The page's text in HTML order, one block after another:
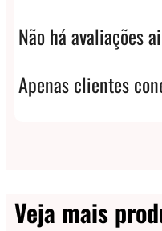
Não há avaliações
Apenas clientes
Veja mais